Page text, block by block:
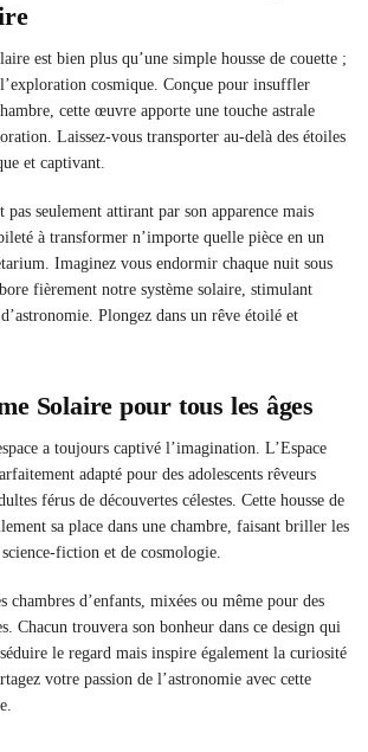
est bien plus qu’une simple housse de couette ;
cosmique. Conçue pour insuffler
cette œuvre apporte une touche astrale
Laissez-vous transporter au-delà des étoiles
et captivant.
pas seulement attirant par son apparence mais
à transformer n’importe quelle pièce en un
Imaginez vous endormir chaque nuit sous
fièrement notre système solaire, stimulant
Plongez dans un rêve étoilé et
Solaire pour tous les âges
a toujours captivé l’imagination. L’Espace
adapté pour des adolescents rêveurs
férus de découvertes célestes. Cette housse de
sa place dans une chambre, faisant briller les
fiction et de cosmologie.
chambres d’enfants, mixées ou même pour des
Chacun trouvera son bonheur dans ce design qui
le regard mais inspire également la curiosité
votre passion de l’astronomie avec cette